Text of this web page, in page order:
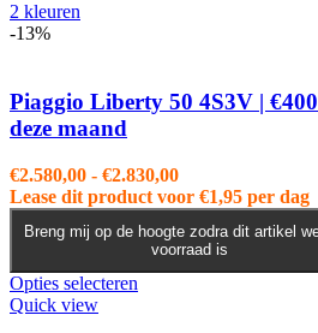
2 kleuren
-13%
Piaggio Liberty 50 4S3V |
deze maand
€2.580,00 - €2.830,00Prijsklasse:
€2.580,00
tot
€2.830,00
Lease dit product voor €1,95 per dag
Breng mij op de hoogte zodra dit artikel
voorraad is
Opties selecteren
Quick view